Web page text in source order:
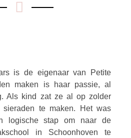
is de eigenaar van Petite
maken is haar passie, al
Als kind zat ze al op zolder
sieraden te maken. Het was
logische stap om naar de
in Schoonhoven te